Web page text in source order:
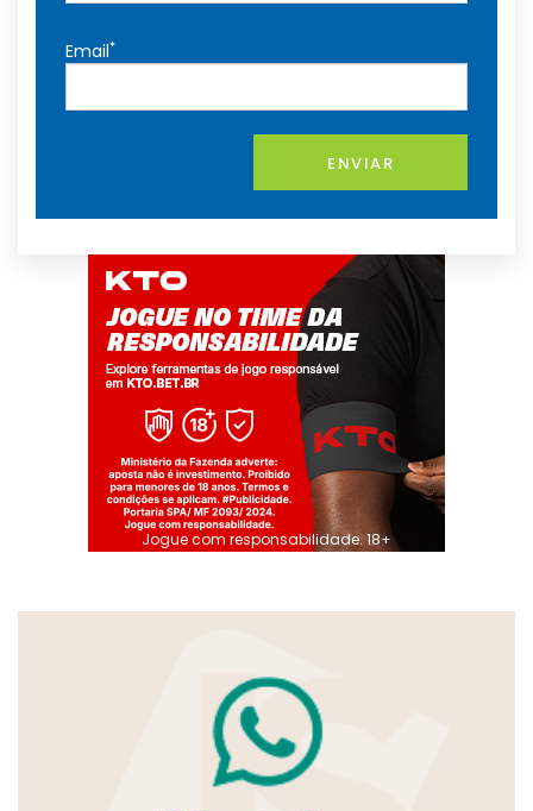
Email*
ENVIAR
Jogue com responsabilidade. 18+